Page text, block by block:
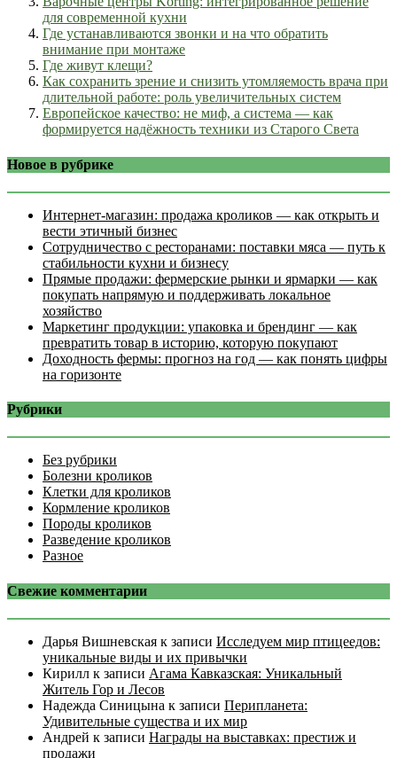
для современной кухни
Где устанавливаются звонки и на что обратить
внимание при монтаже
Где живут клещи?
Как сохранить зрение и снизить утомляемость врача при
длительной работе: роль увеличительных систем
Европейское качество: не миф, а система — как
формируется надёжность техники из Старого Света
Новое в рубрике
Интернет‑магазин: продажа кроликов — как открыть и
вести этичный бизнес
Сотрудничество с ресторанами: поставки мяса — путь к
стабильности кухни и бизнесу
Прямые продажи: фермерские рынки и ярмарки — как
покупать напрямую и поддерживать локальное
хозяйство
Маркетинг продукции: упаковка и брендинг — как
превратить товар в историю, которую покупают
Доходность фермы: прогноз на год — как понять цифры
на горизонте
Рубрики
Без рубрики
Болезни кроликов
Клетки для кроликов
Кормление кроликов
Породы кроликов
Разведение кроликов
Разное
Свежие комментарии
Дарья Вишневская к записи Исследуем мир птицеедов:
уникальные виды и их привычки
Кирилл к записи Агама Кавказская: Уникальный
Житель Гор и Лесов
Надежда Синицына к записи Перипланета:
Удивительные существа и их мир
Андрей к записи Награды на выставках: престиж и
продажи